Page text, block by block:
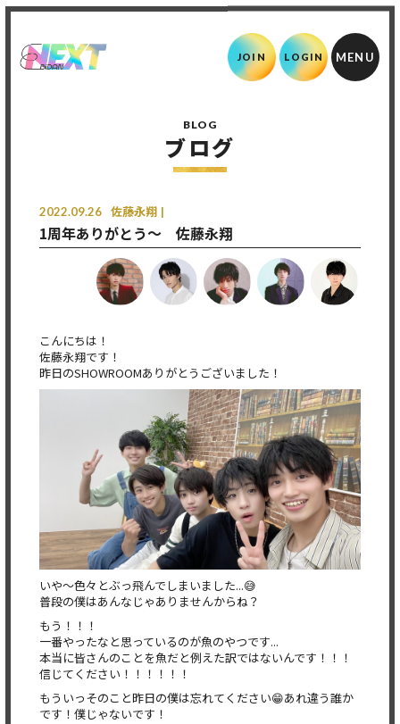
JOIN LOGIN
BLOG
ブログ
2022.09.26 佐藤永翔
1周年ありがとう〜 佐藤永翔
こんにちは！
佐藤永翔です！
昨日のSHOWROOMありがとうございました！
いや〜色々とぶっ飛んでしまいました...😅
普段の僕はあんなじゃありませんからね？
もう！！！
一番やったなと思っているのが魚のやつです...
本当に皆さんのことを魚だと例えた訳ではないんです！！！
信じてください！！！！！！
もういっそのこと昨日の僕は忘れてください😁あれ違う誰か
です！僕じゃないです！